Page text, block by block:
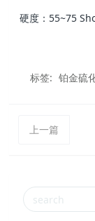
硬度：55~75
标签: 铂金硫
上一篇